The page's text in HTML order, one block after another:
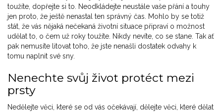
toužíte, dopřejte si to. Neodkládejte neustále vaše přání a touhy
jen proto, že ještě nenastal ten správný čas. Mohlo by se totiž
stát, že vás nějaká nečekaná životní situace připraví o možnost
udělat to, o čem už roky toužíte. Nikdy nevíte, co se stane. Tak ať
pak nemusíte litovat toho, že jste nenašli dostatek odvahy k
tomu naplnit své sny.
Nenechte svůj život protéct mezi
prsty
Nedělejte věci, které se od vás očekávají, dělejte věci, které dělat